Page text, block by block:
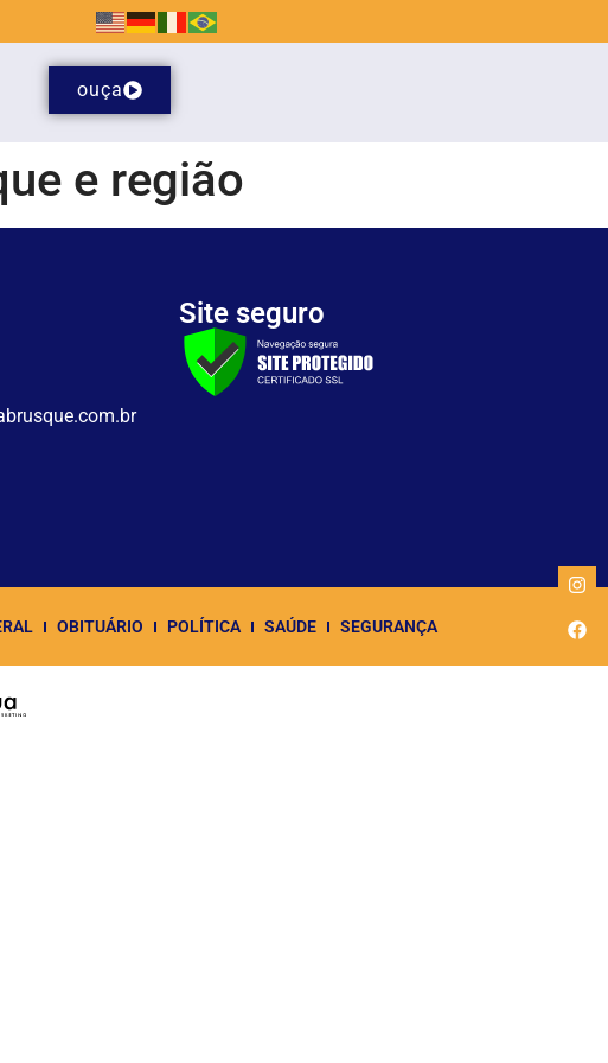
ouça
e região
Site seguro
OBITUÁRIO POLÍTICA SAÚDE SEGURANÇA